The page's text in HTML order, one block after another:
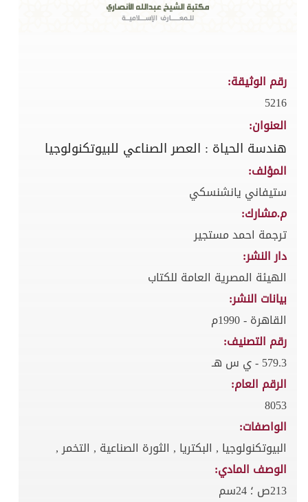
رقم الوثيقة:
5216
العنوان:
هندسة الحياة : العصر الصناعي للبيوتكنولوجيا
المؤلف:
ستيفاني يانشنسكي
م.مشارك:
ترجمة احمد مستجير
دار النشر:
الهيئة المصرية العامة للكتاب
بيانات النشر:
القاهرة - 1990م
رقم التصنيف:
579.3 - ي س هـ
الرقم العام:
8053
الواصفات:
البيوتكنولوجيا , البكتريا , الثورة الصناعية , التخمر ,
الوصف المادي:
213ص ؛ 24سم